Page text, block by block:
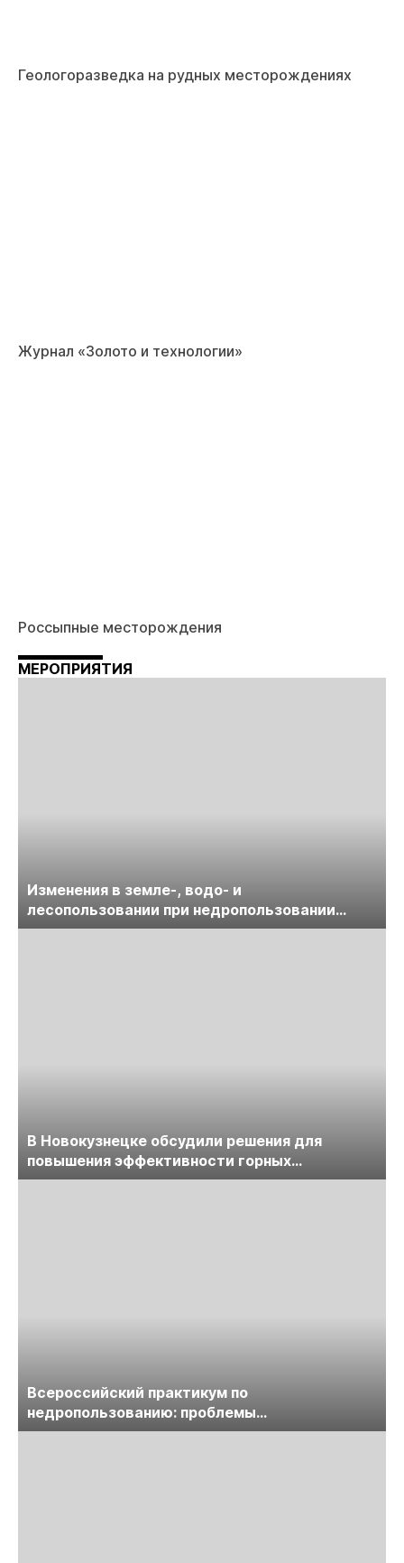
Геологоразведка на рудных месторождениях
Журнал «Золото и технологии»
Россыпные месторождения
МЕРОПРИЯТИЯ
Изменения в земле-, водо- и
лесопользовании при недропользовании
обсудят на семинаре «ПравоТЭК»
В Новокузнецке обсудили решения для
повышения эффективности горных
предприятий
Всероссийский практикум по
недропользованию: проблемы
лицензирования, цифровизации, экспертизы